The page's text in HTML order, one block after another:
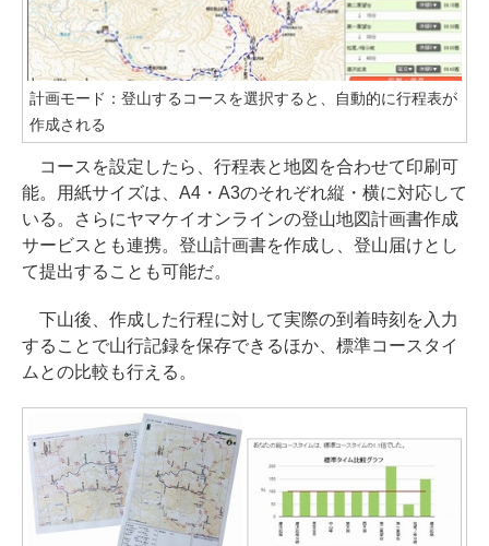
計画モード：登山するコースを選択すると、自動的に行程表が
作成される
コースを設定したら、行程表と地図を合わせて印刷可
能。用紙サイズは、A4・A3のそれぞれ縦・横に対応して
いる。さらにヤマケイオンラインの登山地図計画書作成
サービスとも連携。登山計画書を作成し、登山届けとし
て提出することも可能だ。
下山後、作成した行程に対して実際の到着時刻を入力
することで山行記録を保存できるほか、標準コースタイ
ムとの比較も行える。